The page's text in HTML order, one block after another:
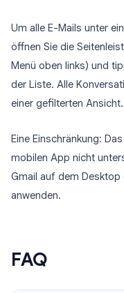
Um alle E-Mails unter
öffnen Sie die
Menü oben links) und
der Liste. Alle
einer gefilterten Ansicht.
Eine Einschränkung:
mobilen App nicht
Gmail auf dem Desktop
anwenden.
FAQ